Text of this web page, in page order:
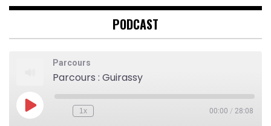
PODCAST
Parcours
Parcours : Guirassy
Play
Episode
Rewind
1x 00:00 / 28:08